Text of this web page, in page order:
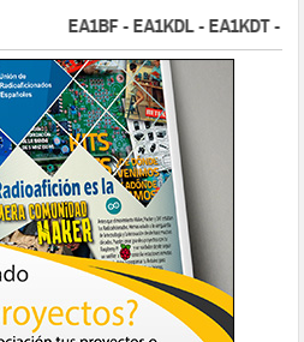
EA1BF - EA1KDL - EA1KDT -